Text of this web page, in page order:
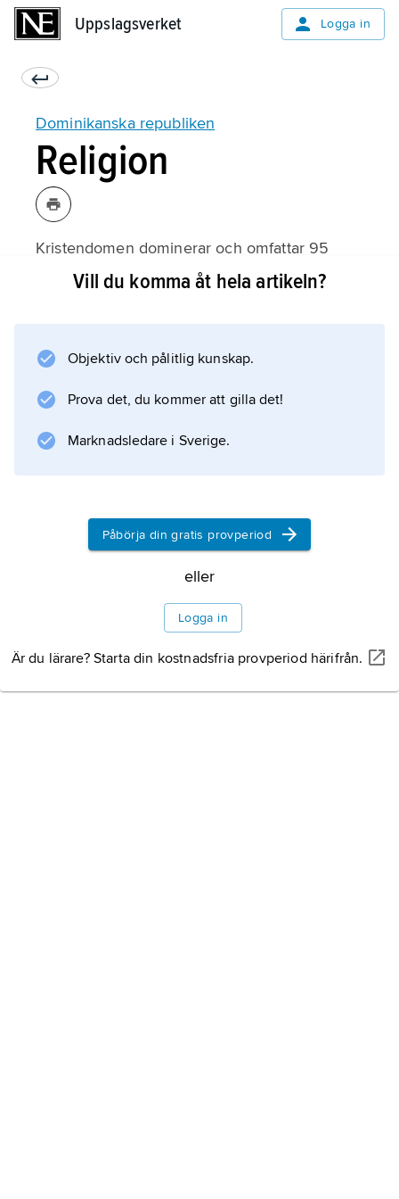
Uppslagsverket Logga in
Dominikanska republiken
Religion
Kristendomen dominerar och omfattar 95
procent av befolkningen. Katolska kyrkan är
bland dessa är sjundedagsadventisterna flest.
Olika regeringskällor uppger antalet muslimer
också små grupper av buddhister,
Information om artikeln
Vill du komma åt hela artikeln?
Objektiv och pålitlig kunskap.
Prova det, du kommer att gilla det!
Marknadsledare i Sverige.
Påbörja din gratis provperiod
eller
Logga in
Är du lärare? Starta din kostnadsfria provperiod härifrån.